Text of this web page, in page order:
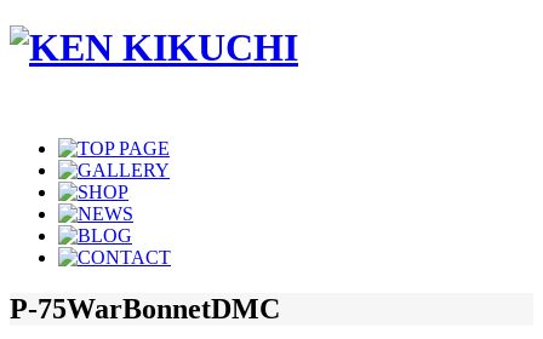
コ
P-75WarBonnetDMC